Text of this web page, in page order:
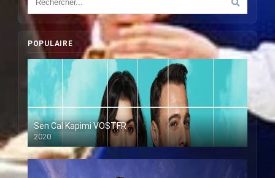
POPULAIRE
Sen Cal Kapimi VOSTFR
2020